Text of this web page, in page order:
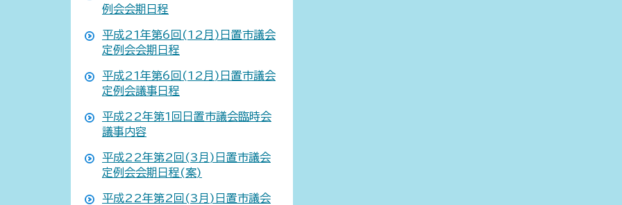
例会会期日程
平成21年第6回(12月)日置市議会
定例会会期日程
平成21年第6回(12月)日置市議会
定例会議事日程
平成22年第1回日置市議会臨時会
議事内容
平成22年第2回(3月)日置市議会
定例会会期日程(案)
平成22年第2回(3月)日置市議会